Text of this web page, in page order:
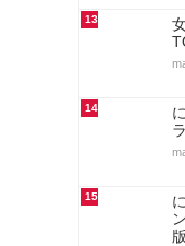
13
14
15